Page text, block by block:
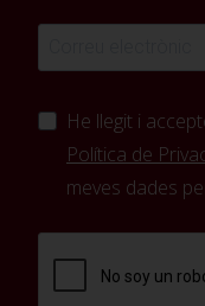
He llegit i
Política de
meves dades